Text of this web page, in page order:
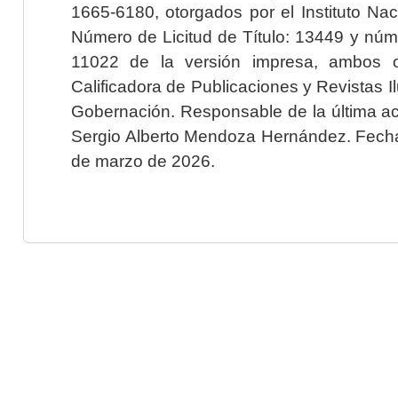
1665-6180, otorgados por el Instituto
Número de Licitud de Título: 13449 y
11022 de la versión impresa, ambos
Calificadora de Publicaciones y Revistas
Gobernación. Responsable de la última
Sergio Alberto Mendoza Hernández.
de marzo de 2026.